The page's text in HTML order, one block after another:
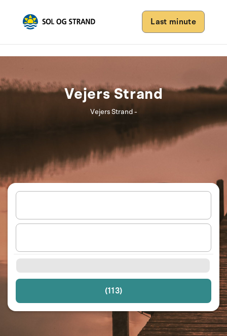
Last minute
(113)
Vejers Strand
Vejers Strand -